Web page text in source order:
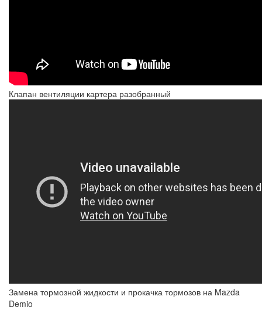
Клапан вентиляции картера разобранный
Замена тормозной жидкости и прокачка тормозов на Mazda
Demio